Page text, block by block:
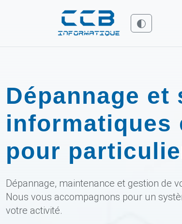
Dépannage et
informatiques
pour
Dépannage, maintenance et gestion de
Nous vous accompagnons pour un
votre activité.